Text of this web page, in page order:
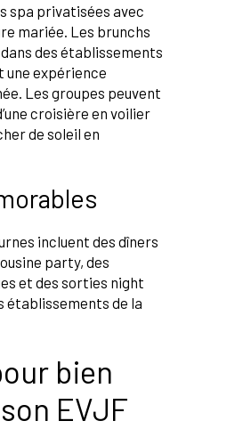
spa privatisées avec
mariée. Les brunchs
des établissements
expérience
Les groupes peuvent
croisière en voilier
de soleil en
incluent des dîners
party, des
et des sorties night
établissements de la
bien
EVJF